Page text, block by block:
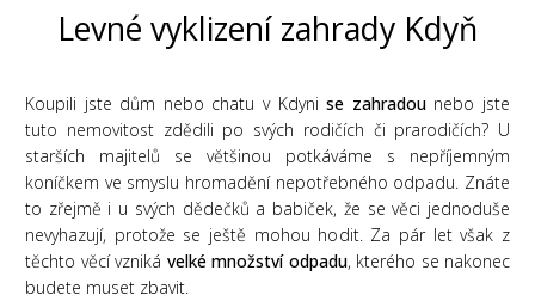
Levné vyklizení zahrady Kdyň
Koupili jste dům nebo chatu v Kdynise zahradounebo jste
tuto nemovitost zdědili po svých rodičích či prarodičích? U
starších majitelů se většinou potkáváme s nepříjemným
koníčkem ve smyslu hromadění nepotřebného odpadu. Znáte
to zřejmě i u svých dědečků a babiček, že se věci jednoduše
nevyhazují, protože se ještě mohou hodit. Za pár let však z
těchto věcí vzniká velké množství odpadu, kterého se nakonec
budete muset zbavit.